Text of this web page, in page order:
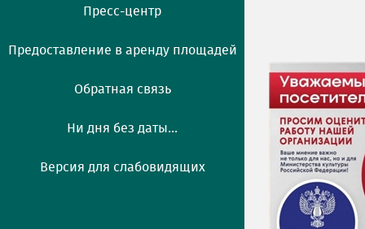
Пресс-центр
Предоставление в аренду площадей
Обратная связь
Ни дня без даты...
Версия для слабовидящих